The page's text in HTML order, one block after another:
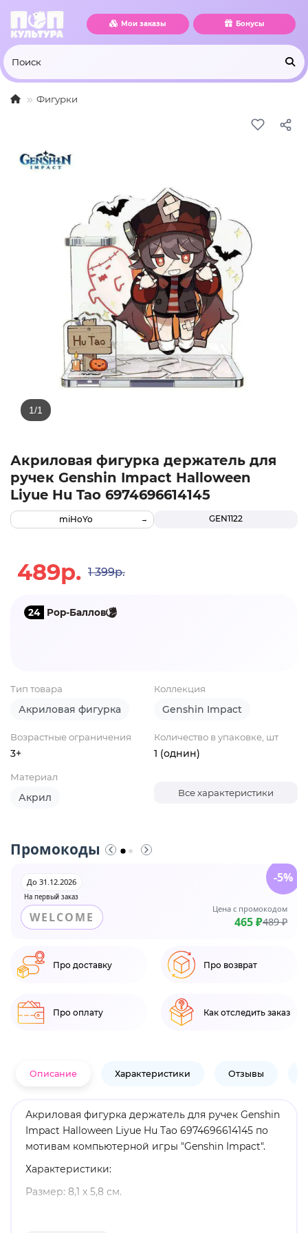
Мои заказы Бонусы
Фигурки
Акриловая фигурка держатель для
ручек Genshin Impact Halloween
Liyue Hu Tao 6974696614145
GEN1122
miHoYo
489р. 1 399р.
24 Pop-Баллов
Тип товара
Акриловая фигурка
Коллекция
Genshin Impact
Возрастные ограничения
3+
Количество в упаковке, шт
1 (однин)
Материал
Акрил Все характеристики
Промокоды
На первый заказ
До 31.12.2026
WELCOME
Цена с промокодом
465 ₽489 ₽
-5%
Про доставку Про возврат
Про оплату Как отследить заказ
Описание Характеристики Отзывы
Акриловая фигурка держатель для ручек Genshin
Impact Halloween Liyue Hu Tao 6974696614145 по
мотивам компьютерной игры "Genshin Impact".
Характеристики:
Размер: 8,1 x 5,8 см.